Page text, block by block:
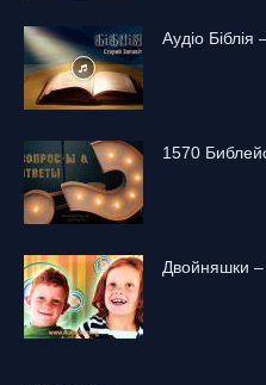
Аудіо Біблія
1570
Двойняшки